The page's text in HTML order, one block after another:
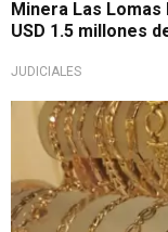
Minera Las
USD 1.5 millones
JUDICIALES
¡Aprovecha!